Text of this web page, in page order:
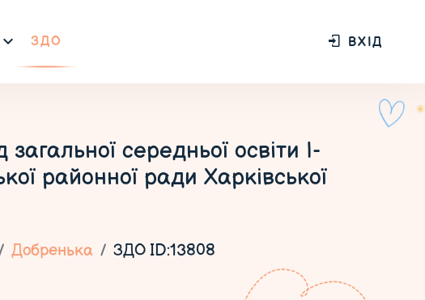
ЗДО ВХІД
середньої освіти І-
районної ради Харківської
Добренька ЗДО ID:13808